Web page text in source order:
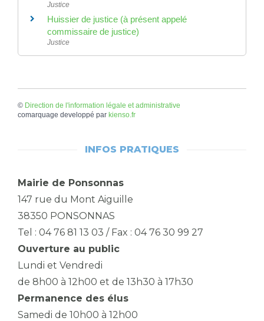
Justice
Huissier de justice (à présent appelé
commissaire de justice)
Justice
© Direction de l'information légale et administrative
comarquage developpé par kienso.fr
INFOS PRATIQUES
Mairie de Ponsonnas
147 rue du Mont Aiguille
38350 PONSONNAS
Tel : 04 76 81 13 03 / Fax : 04 76 30 99 27
Ouverture au public
Lundi et Vendredi
de 8h00 à 12h00 et de 13h30 à 17h30
Permanence des élus
Samedi de 10h00 à 12h00